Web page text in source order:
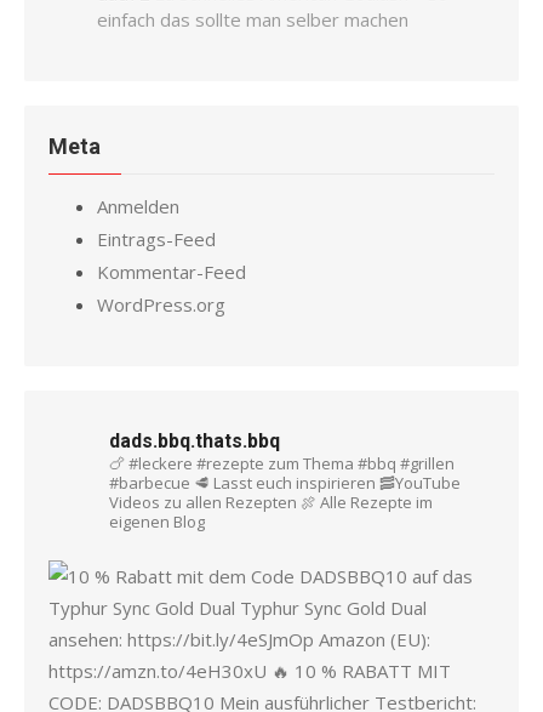
einfach das sollte man selber machen
Meta
Anmelden
Eintrags-Feed
Kommentar-Feed
WordPress.org
dads.bbq.thats.bbq
🍗 #leckere #rezepte zum Thema #bbq #grillen
#barbecue 🥩 Lasst euch inspirieren 🥓YouTube
Videos zu allen Rezepten 🍖 Alle Rezepte im
eigenen Blog